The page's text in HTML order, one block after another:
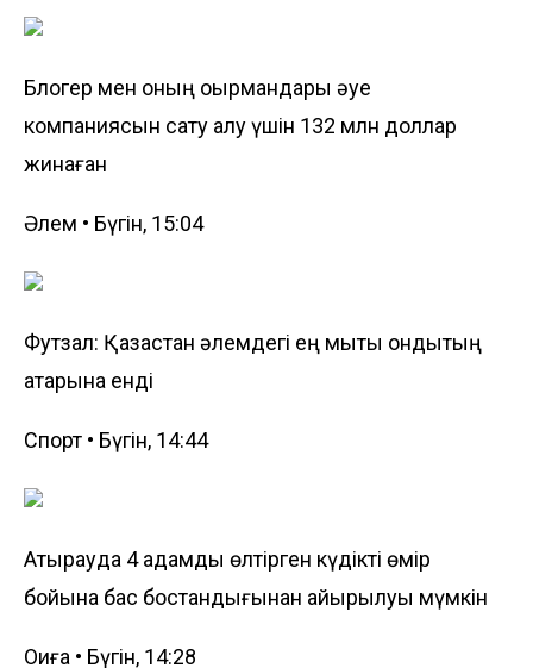
Блогер мен оның оқырмандары әуе
компаниясын сату алу үшін 132 млн доллар
жинаған
Әлем • Бүгін, 15:04
Футзал: Қазақстан әлемдегі ең мықты ондықтың
қатарына енді
Спорт • Бүгін, 14:44
Атырауда 4 адамды өлтірген күдікті өмір
бойына бас бостандығынан айырылуы мүмкін
Оқиға • Бүгін, 14:28